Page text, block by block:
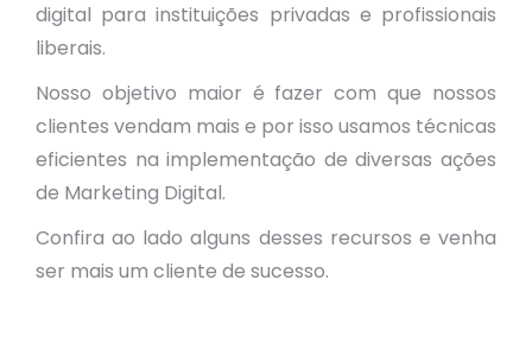
digital para instituições privadas e profissionais
liberais.
Nosso objetivo maior é fazer com que nossos
clientes vendam mais e por isso usamos técnicas
eficientes na implementação de diversas ações
de Marketing Digital.
Confira ao lado alguns desses recursos e venha
ser mais um cliente de sucesso.